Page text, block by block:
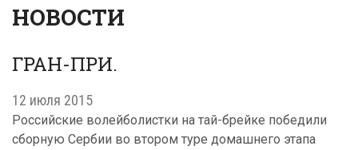
НОВОСТИ
ГРАН-ПРИ.
12 июля 2015
Российские волейболистки на тай-брейке победили
сборную Сербии во втором туре домашнего этапа